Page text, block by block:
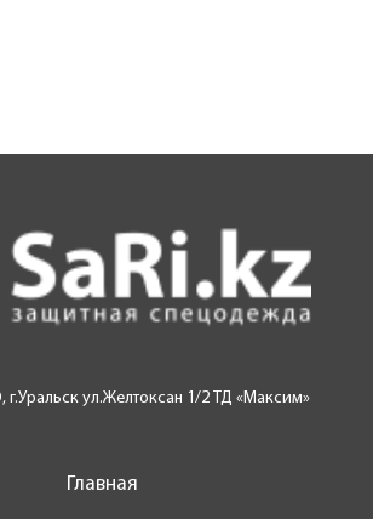
г.Уральск ул.Желтоксан 1/2 ТД «Максим»
Главная